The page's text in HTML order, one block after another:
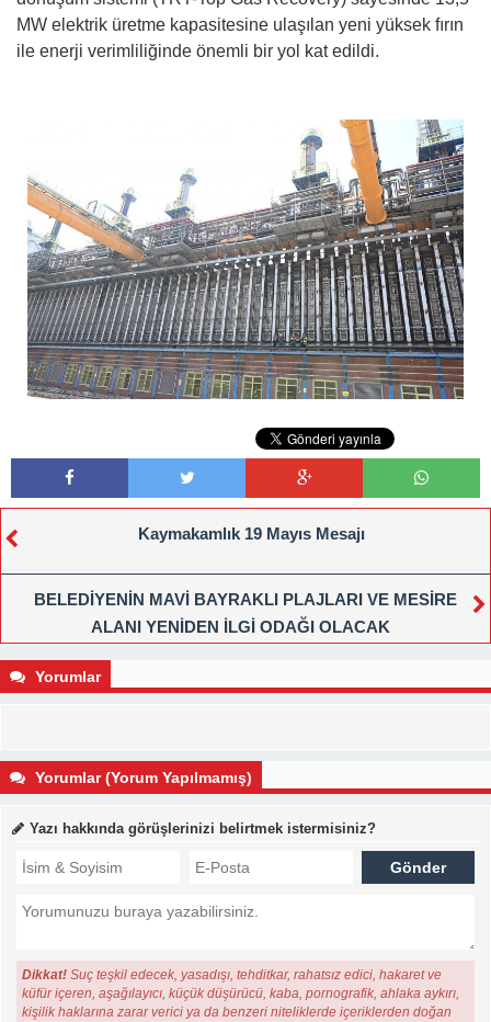
MW elektrik üretme kapasitesine ulaşılan yeni yüksek fırın
ile enerji verimliliğinde önemli bir yol kat edildi.
Kaymakamlık 19 Mayıs Mesajı
BELEDİYENİN MAVİ BAYRAKLI PLAJLARI VE MESİRE
ALANI YENİDEN İLGİ ODAĞI OLACAK
Yorumlar
Yorumlar (Yorum Yapılmamış)
Yazı hakkında görüşlerinizi belirtmek istermisiniz?
Dikkat! Suç teşkil edecek, yasadışı, tehditkar, rahatsız edici, hakaret ve
küfür içeren, aşağılayıcı, küçük düşürücü, kaba, pornografik, ahlaka aykırı,
kişilik haklarına zarar verici ya da benzeri niteliklerde içeriklerden doğan